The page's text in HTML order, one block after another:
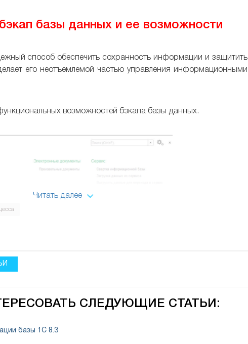
базы данных и ее возможности
способ обеспечить сохранность информации и защитить
его неотъемлемой частью управления информационными
возможностей бэкапа базы данных.
базы.
Читать далее
СЛЕДУЮЩИЕ СТАТЬИ:
базы 1С 8.3